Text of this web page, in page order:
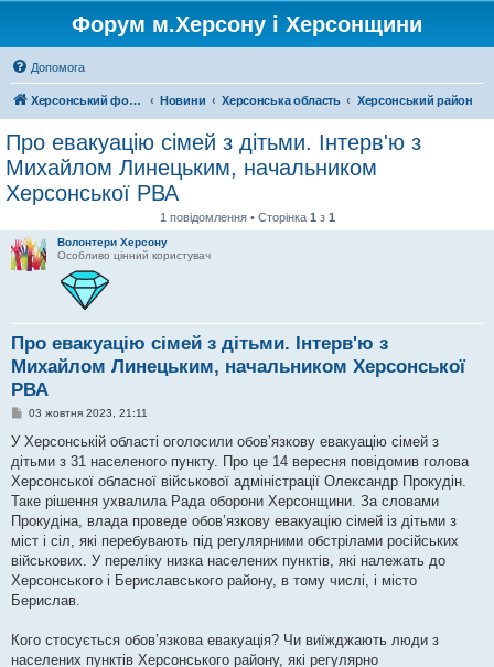
Форум м.Херсону і Херсонщини
Допомога
Херсонський форум Новини Херсонська область Херсонський район
Про евакуацію сімей з дітьми. Інтерв'ю з
Михайлом Линецьким, начальником
Херсонської РВА
1 повідомлення • Сторінка 1 з 1
Волонтери Херсону
Особливо цінний користувач
Про евакуацію сімей з дітьми. Інтерв'ю з
Михайлом Линецьким, начальником Херсонської
РВА
П
в
д
о
м
л
е
н
я
03 жовтня 2023, 21:11
У Херсонській області оголосили обовʼязкову евакуацію сімей з
дітьми з 31 населеного пункту. Про це 14 вересня повідомив голова
Херсонської обласної військової адміністрації Олександр Прокудін.
Таке рішення ухвалила Рада оборони Херсонщини. За словами
Прокудіна, влада проведе обов’язкову евакуацію сімей із дітьми з
міст і сіл, які перебувають під регулярними обстрілами російських
військових. У переліку низка населених пунктів, які належать до
Херсонського і Бериславського району, в тому числі, і місто
Берислав.
Кого стосується обов’язкова евакуація? Чи виїжджають люди з
населених пунктів Херсонського району, які регулярно